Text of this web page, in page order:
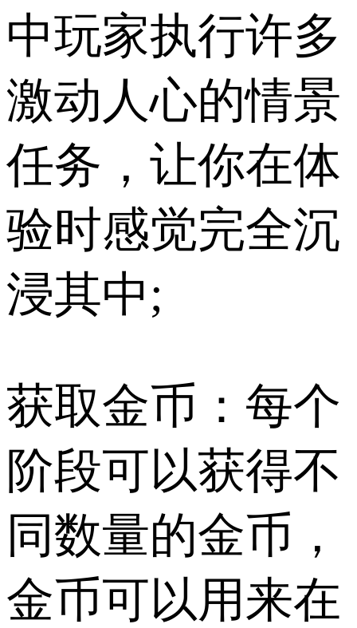
中玩家执行许多
激动人心的情景
任务，让你在体
验时感觉完全沉
浸其中;
获取金币：每个
阶段可以获得不
同数量的金币，
金币可以用来在